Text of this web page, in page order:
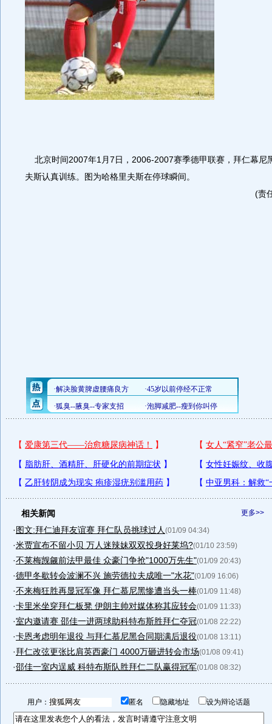
北京时间2007年1月7日，2006-2007赛季德甲联赛，拜仁幕尼
夫斯认真训练。图为哈格里夫斯在停球瞬间。
(责
更多>>
相关新闻
·图文:拜仁迪拜友谊赛 拜仁队员挑球过人 (01/09 04:34)
·米贾宣布不留小贝 万人迷辣妹双双投身好莱坞?(01/10 23:59)
·不莱梅觊觎前法甲最佳 众豪门争抢"1000万先生"(01/09 20:43)
·德甲冬歇转会波澜不兴 施劳德拉夫成唯一"水花"(01/09 16:06)
·不来梅狂胜再显冠军像 拜仁慕尼黑惨遭当头一棒(01/09 11:48)
·卡里米坐穿拜仁板凳 伊朗主帅对媒体称其应转会(01/09 11:33)
·室内邀请赛 邵佳一进两球助科特布斯胜拜仁夺冠(01/08 22:22)
·卡恩考虑明年退役 与拜仁慕尼黑合同期满后退役(01/08 13:11)
·拜仁改弦更张比肩英西豪门 4000万砸进转会市场(01/08 09:41)
·邵佳一室内逞威 科特布斯队胜拜仁二队赢得冠军(01/08 08:32)
用户： 匿名 隐藏地址 设为辩论话题